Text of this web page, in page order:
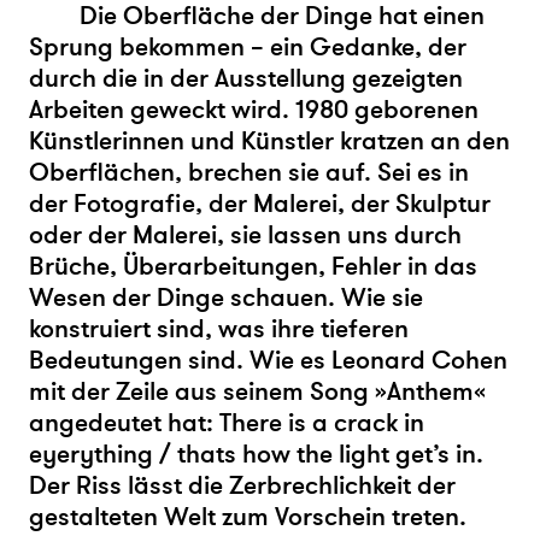
Die Oberfläche der Dinge hat einen
Sprung bekommen – ein Gedanke, der
durch die in der Ausstellung gezeigten
Arbeiten geweckt wird. 1980 geborenen
Künstlerinnen und Künstler kratzen an den
Oberflächen, brechen sie auf. Sei es in
der Fotografie, der Malerei, der Skulptur
oder der Malerei, sie lassen uns durch
Brüche, Überarbeitungen, Fehler in das
Wesen der Dinge schauen. Wie sie
konstruiert sind, was ihre tieferen
Bedeutungen sind. Wie es Leonard Cohen
mit der Zeile aus seinem Song »Anthem«
angedeutet hat: There is a crack in
eyerything / thats how the light get’s in.
Der Riss lässt die Zerbrechlichkeit der
gestalteten Welt zum Vorschein treten.